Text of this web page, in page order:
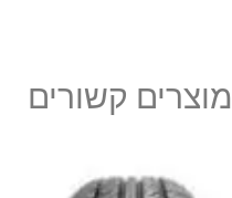
מוצרים קשורים